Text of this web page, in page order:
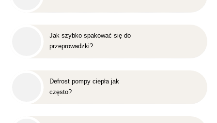
Jak szybko spakować się do
przeprowadzki?
Defrost pompy ciepła jak
często?